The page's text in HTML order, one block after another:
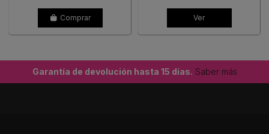
Comprar Ver
Garantía de devolución hasta 15 días. Saber más